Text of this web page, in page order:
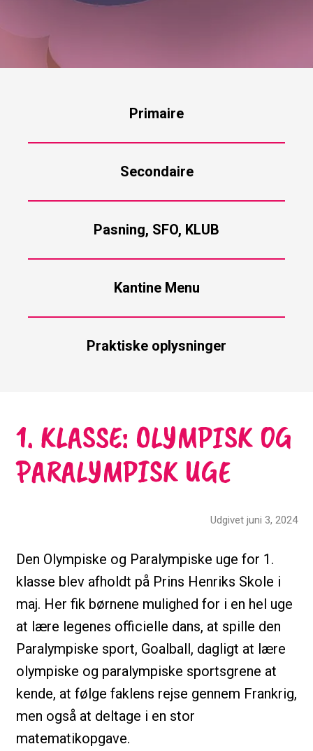
Primaire
Secondaire
Pasning, SFO, KLUB
Kantine Menu
Praktiske oplysninger
1. KLASSE: OLYMPISK OG
PARALYMPISK UGE
Udgivet juni 3, 2024
Den Olympiske og Paralympiske uge for 1.
klasse blev afholdt på Prins Henriks Skole i
maj. Her fik børnene mulighed for i en hel uge
at lære legenes officielle dans, at spille den
Paralympiske sport, Goalball, dagligt at lære
olympiske og paralympiske sportsgrene at
kende, at følge faklens rejse gennem Frankrig,
men også at deltage i en stor
matematikopgave.